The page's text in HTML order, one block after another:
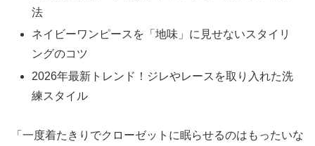
法
ネイビーワンピースを「地味」に見せないスタイリ
ングのコツ
2026年最新トレンド！ジレやレースを取り入れた洗
練スタイル
「一度着たきりでクローゼットに眠らせるのはもったいな